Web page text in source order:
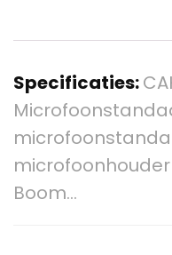
Specificaties:
Boom…